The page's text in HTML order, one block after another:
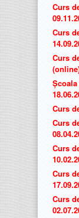
Curs
Curs
Curs
Curs
Curs
Curs
Curs
Curs